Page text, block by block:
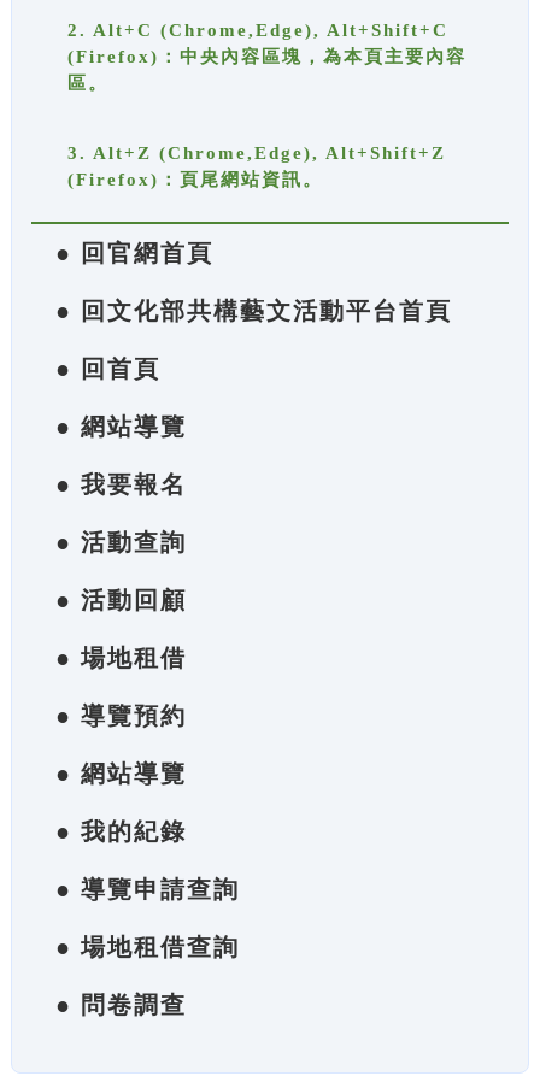
2. Alt+C (Chrome,Edge), Alt+Shift+C
(Firefox)：中央內容區塊，為本頁主要內容
區。
3. Alt+Z (Chrome,Edge), Alt+Shift+Z
(Firefox)：頁尾網站資訊。
● 回官網首頁
● 回文化部共構藝文活動平台首頁
● 回首頁
● 網站導覽
● 我要報名
● 活動查詢
● 活動回顧
● 場地租借
● 導覽預約
● 網站導覽
● 我的紀錄
● 導覽申請查詢
● 場地租借查詢
● 問卷調查